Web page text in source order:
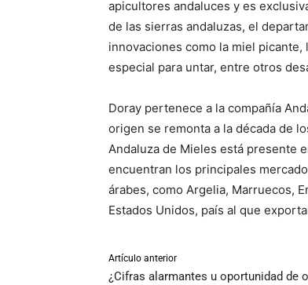
apicultores andaluces y es
de las sierras andaluzas, el
innovaciones como la miel
especial para untar, entre otros
Doray pertenece a la compañía
origen se remonta a la década de
Andaluza de Mieles está presente
encuentran los principales
árabes, como Argelia, Marruecos,
Estados Unidos, país al que
Artículo anterior
¿Cifras alarmantes u oportunidad de